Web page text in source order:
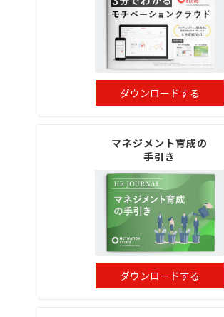
ダウンロードする
マネジメント育成の
手引き
ダウンロードする